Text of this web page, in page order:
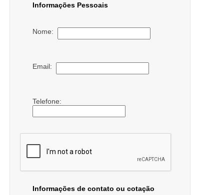
Informações Pessoais
Nome:
Email:
Telefone:
Informações de contato ou cotação